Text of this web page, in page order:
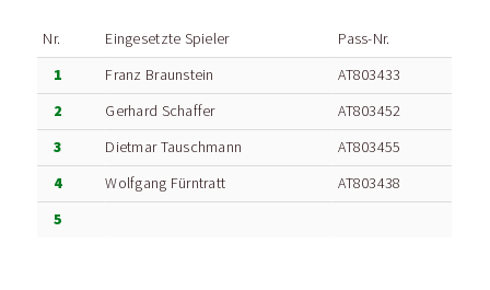
Nr. Eingesetzte Spieler Pass-Nr.
1 Franz Braunstein AT803433
2 Gerhard Schaffer AT803452
3 Dietmar Tauschmann AT803455
4 Wolfgang Fürntratt AT803438
5